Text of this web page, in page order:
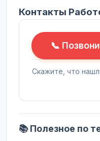
Контакты
📞
Скажите, что
📚 Полезное по